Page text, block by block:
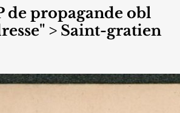
de propagande obl
> Saint-gratien